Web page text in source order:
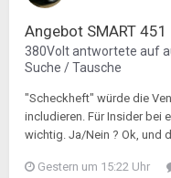
Angebot SMART 451
380Voltantwortete auf
Suche / Tausche
"Scheckheft" würde die
includieren. Für Insider bei
wichtig. Ja/Nein ? Ok, und
Gestern um 15:22 Uhr